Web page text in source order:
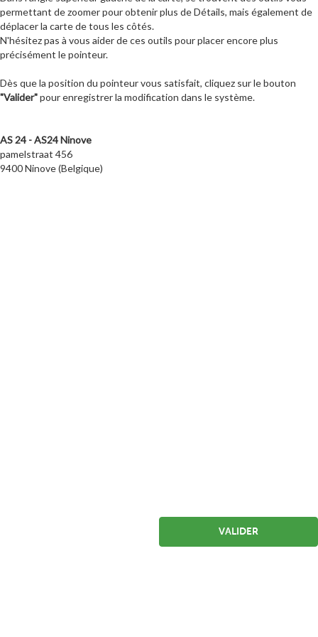
permettant de zoomer pour obtenir plus de Détails, mais également de
déplacer la carte de tous les côtés.
N'hésitez pas à vous aider de ces outils pour placer encore plus
précisément le pointeur.
Dès que la position du pointeur vous satisfait, cliquez sur le bouton
"Valider"pour enregistrer la modification dans le système.
AS 24 - AS24 Ninove
pamelstraat 456
9400 Ninove (Belgique)